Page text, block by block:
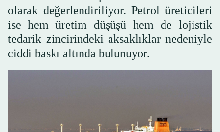
olarak değerlendiriliyor. Petrol üreticileri
ise hem üretim düşüşü hem de lojistik
tedarik zincirindeki aksaklıklar nedeniyle
ciddi baskı altında bulunuyor.